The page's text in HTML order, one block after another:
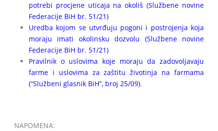
potrebi procjene uticaja na okoliš (Službene novine
Federacije BiH br. 51/21)
Uredba kojom se utvrđuju pogoni i postrojenja koja
moraju imati okolinsku dozvolu (Službene novine
Federacije BiH br. 51/21)
Pravilnik o uslovima koje moraju da zadovoljavaju
farme i uslovima za zaštitu životinja na farmama
(“Službeni glasnik BiH”, broj 25/09).
NAPOMENA: